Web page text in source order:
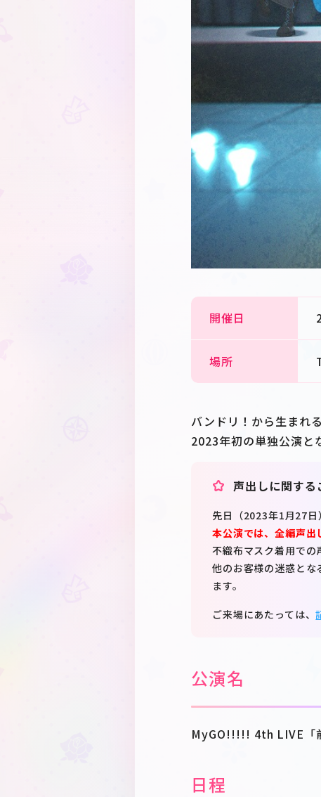
開催日
場所
バンドリ！から生まれ
2023年初の単独公演と
声出しに関する
先日（2023年1月27日
本公演では、全編声出
不織布マスク着用での
他のお客様の迷惑とな
ます。
ご来場にあたっては、
公演名
MyGO!!!!! 4th LIVE「
日程